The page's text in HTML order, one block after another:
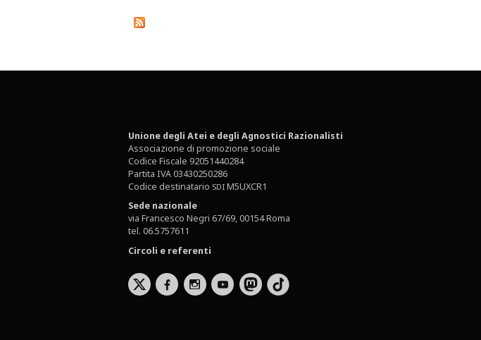
Unione degli Atei e degli Agnostici Razionalisti
Associazione di promozione sociale
Codice Fiscale 92051440284
Partita IVA 03430250286
Codice destinatario SDI M5UXCR1
Sede nazionale
via Francesco Negri 67/69, 00154 Roma
tel. 06.5757611
Circoli e referenti
b x r